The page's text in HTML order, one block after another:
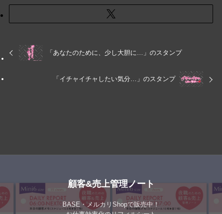
「あなたのために、少し大胆に…」のスタンプ
「イチャイチャしたい気分…」のスタンプ
顧客&売上管理ノート
BASE・メルカリShopで販売中！